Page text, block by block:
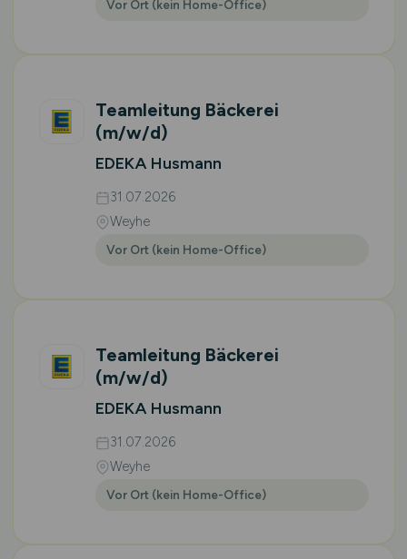
Vor Ort (kein Home-Office)
Teamleitung Bäckerei
(m/w/d)
EDEKA Husmann
31.07.2026
Weyhe
Vor Ort (kein Home-Office)
Teamleitung Bäckerei
(m/w/d)
EDEKA Husmann
31.07.2026
Weyhe
Vor Ort (kein Home-Office)